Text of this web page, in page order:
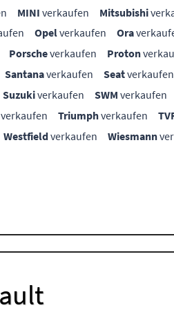
MINI verkaufen Mitsubishi
Opelverkaufen Ora
Porscheverkaufen Proton
Santanaverkaufen Seatverkaufen
Suzukiverkaufen SWM verkaufen
verkaufen Triumphverkaufen
Westfieldverkaufen Wiesmann